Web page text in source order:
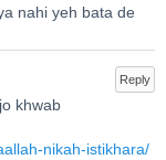
nahi yeh bata de
Reply
khwab
nikah-istikhara/